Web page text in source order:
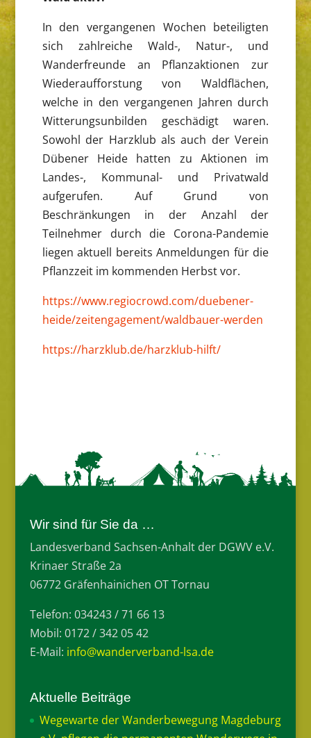
In den vergangenen Wochen beteiligten
sich zahlreiche Wald-, Natur-, und
Wanderfreunde an Pflanzaktionen zur
Wiederaufforstung von Waldflächen,
welche in den vergangenen Jahren durch
Witterungsunbilden geschädigt waren.
Sowohl der Harzklub als auch der Verein
Dübener Heide hatten zu Aktionen im
Landes-, Kommunal- und Privatwald
aufgerufen. Auf Grund von
Beschränkungen in der Anzahl der
Teilnehmer durch die Corona-Pandemie
liegen aktuell bereits Anmeldungen für die
Pflanzzeit im kommenden Herbst vor.
https://www.regiocrowd.com/duebener-
heide/zeitengagement/waldbauer-werden
https://harzklub.de/harzklub-hilft/
Wir sind für Sie da …
Landesverband Sachsen-Anhalt der DGWV e.V.
Krinaer Straße 2a
06772 Gräfenhainichen OT Tornau
Telefon: 034243 / 71 66 13
Mobil: 0172 / 342 05 42
E-Mail: info@wanderverband-lsa.de
Aktuelle Beiträge
Wegewarte der Wanderbewegung Magdeburg